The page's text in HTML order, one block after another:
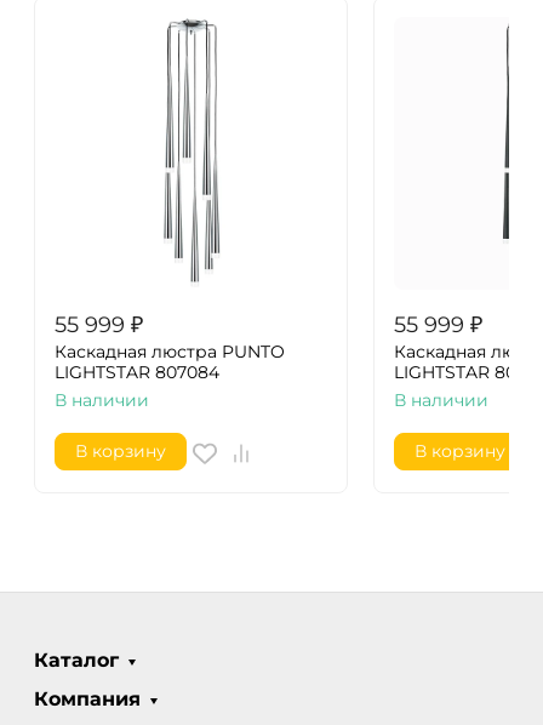
55 999 ₽
Каскадная люстра PUNTO
LIGHTSTAR 807084
В наличии
В корзину
55 999 ₽
Каскадная
LIGHTSTAR
В наличии
В корзину
Каталог
Компания